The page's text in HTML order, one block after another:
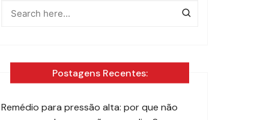
Postagens Recentes:
Remédio para pressão alta: por que não